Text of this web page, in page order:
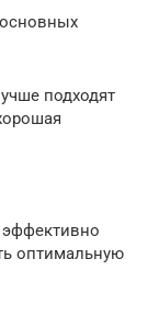
подходят
оптимальную